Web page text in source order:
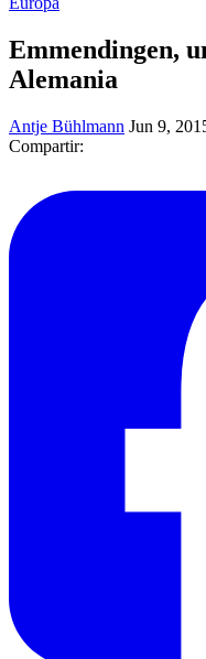
Emmendingen,
Alemania
Antje Bühlmann Jun 9,
Compartir: